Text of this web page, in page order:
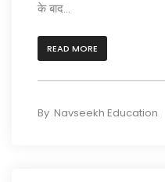
के बाद...
READ MORE
By Navseekh Education